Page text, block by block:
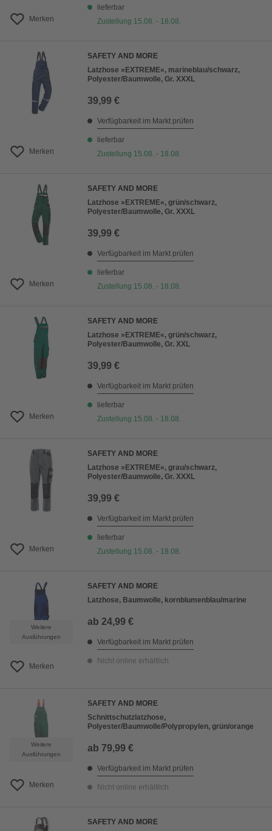
Merken
lieferbar
Zustellung 15.08. - 18.08.
Merken
SAFETY AND MORE
Latzhose »EXTREME«, marineblau/schwarz,
Polyester/Baumwolle, Gr. XXXL
39,99 €
Verfügbarkeit im Markt prüfen
lieferbar
Zustellung 15.08. - 18.08.
Merken
SAFETY AND MORE
Latzhose »EXTREME«, grün/schwarz,
Polyester/Baumwolle, Gr. XXXL
39,99 €
Verfügbarkeit im Markt prüfen
lieferbar
Zustellung 15.08. - 18.08.
Merken
SAFETY AND MORE
Latzhose »EXTREME«, grün/schwarz,
Polyester/Baumwolle, Gr. XXL
39,99 €
Verfügbarkeit im Markt prüfen
lieferbar
Zustellung 15.08. - 18.08.
Merken
SAFETY AND MORE
Latzhose »EXTREME«, grau/schwarz,
Polyester/Baumwolle, Gr. XXXL
39,99 €
Verfügbarkeit im Markt prüfen
lieferbar
Zustellung 15.08. - 18.08.
Weitere
Ausführungen
Merken
SAFETY AND MORE
Latzhose, Baumwolle, kornblumenblau/marine
ab 24,99 €
Verfügbarkeit im Markt prüfen
Nicht online erhältlich
Weitere
Ausführungen
Merken
SAFETY AND MORE
Schnittschutzlatzhose,
Polyester/Baumwolle/Polypropylen, grün/orange
ab 79,99 €
Verfügbarkeit im Markt prüfen
Nicht online erhältlich
SAFETY AND MORE